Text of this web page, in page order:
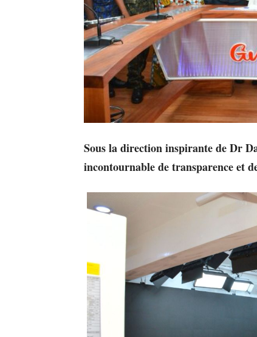
Sous la direction inspirante de Dr
incontournable de transparence et